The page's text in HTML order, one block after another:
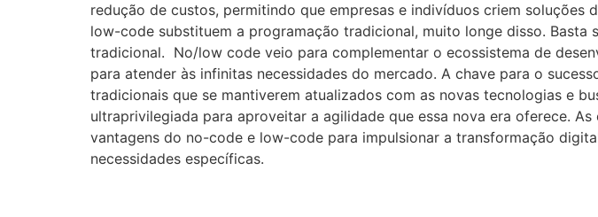
redução de custos, permitindo que empresas e indivíduos criem
low-code substituem a programação tradicional, muito longe disso.
tradicional. No/low code veio para complementar o ecossistema de
para atender às infinitas necessidades do mercado. A chave para o
tradicionais que se mantiverem atualizados com as novas tecnologias e
ultraprivilegiada para aproveitar a agilidade que essa nova era oferece.
vantagens do no-code e low-code para impulsionar a transformação
necessidades específicas.